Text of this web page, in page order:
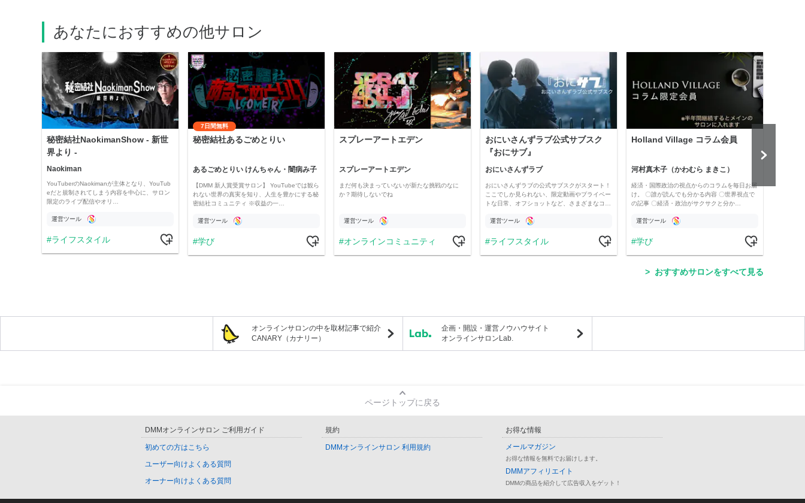
あなたにおすすめの他サロン
秘密結社NaokimanShow - 新世
界より -
Naokiman
YouTuberのNaokimanが主体となり、YouTub
eだと規制されてしまう内容を中心に、サロン
限定のライブ配信やオリ…
運営ツール
ライフスタイル
7日間無料
秘密結社あるごめとりい
あるごめとりい けんちゃん・闇病み子
【DMM 新人賞受賞サロン】 YouTubeでは観ら
れない世界の真実を知り、人生を豊かにする秘
密結社コミュニティ ※収益の一…
運営ツール
学び
スプレーアートエデン
スプレーアートエデン
まだ何も決まっていないが新たな挑戦のなに
か？期待しないでね
運営ツール
オンラインコミュニティ
おにいさんずラブ公式サブスク
『おにサブ』
おにいさんずラブ
おにいさんずラブの公式サブスクがスタート！
ここでしか見られない、限定動画やプライベー
トな日常、オフショットなど、さまざまなコ…
運営ツール
ライフスタイル
Holland Village コラム会員
河村真木子（かわむら まきこ）
経済・国際政治の視点からのコラムを毎日お届
け。 〇誰が読んでも分かる内容 〇世界視点で
の記事 〇経済・政治がサクサクと分か…
運営ツール
学び
おすすめサロンをすべて見る
オンラインサロンの中を取材記事で紹介
CANARY（カナリー）
企画・開設・運営ノウハウサイト
オンラインサロンLab.
ページトップに戻る
DMMオンラインサロン ご利用ガイド
初めての方はこちら
ユーザー向けよくある質問
オーナー向けよくある質問
規約
DMMオンラインサロン 利用規約
お得な情報
メールマガジン
お得な情報を無料でお届けします。
DMMアフィリエイト
DMMの商品を紹介して広告収入をゲット！